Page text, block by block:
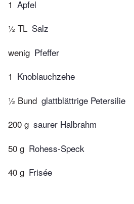
1 Apfel
½ TL Salz
wenig Pfeffer
1 Knoblauchzehe
½ Bund glattblättrige Petersilie
200 g saurer Halbrahm
50 g Rohess-Speck
40 g Frisée